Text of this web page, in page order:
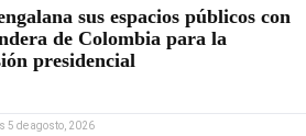
sus espacios públicos con
de Colombia para la
presidencial
5 de agosto, 2026